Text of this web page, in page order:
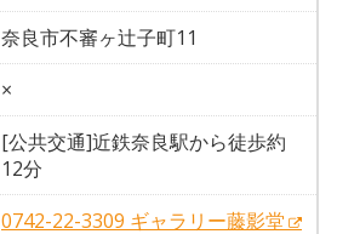
奈良市不審ヶ辻子町11
×
[公共交通]近鉄奈良駅から徒歩約
12分
0742-22-3309 ギャラリー藤影堂